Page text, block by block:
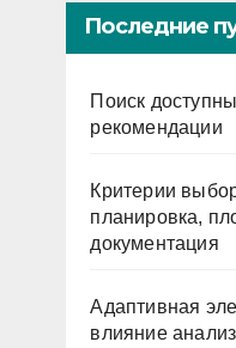
Последние
Поиск
рекомендации
Критерии
планировка,
документация
Адаптивная
влияние